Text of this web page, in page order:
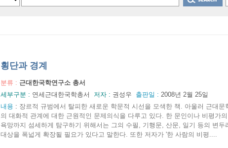
횡단과 경계
분류 : 근대한국학연구소 총서
세부구분 : 연세근대한국학총서 저자 : 권성우 출판일 : 2008년 2월 25일
내용 : 장르적 규범에서 탈피한 새로운 학문적 시선을 모색한 책. 아울러 근대문
의 대화적 관계에 대한 근원적인 문제의식을 다루고 있다. 한 문인이나 비평가
욕망까지 섬세하게 탐구하기 위해서는 그의 수필, 기행문, 산문, 일기 등의 변두
대상을 폭넓게 확장될 필요가 있다고 말한다. 또한 저자가 '한 사람의 비평....